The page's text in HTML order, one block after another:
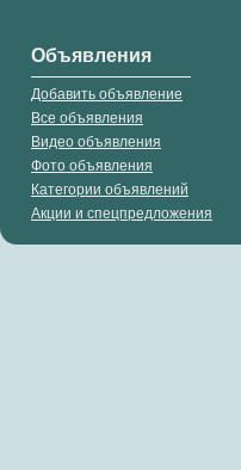
Объявления
Добавить объявление
Все объявления
Видео объявления
Фото объявления
Категории объявлений
Акции и спецпредложения